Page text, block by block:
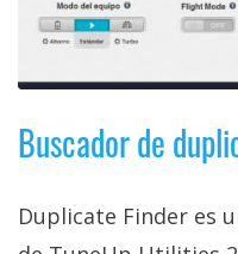
Buscador de
Duplicate Finder es